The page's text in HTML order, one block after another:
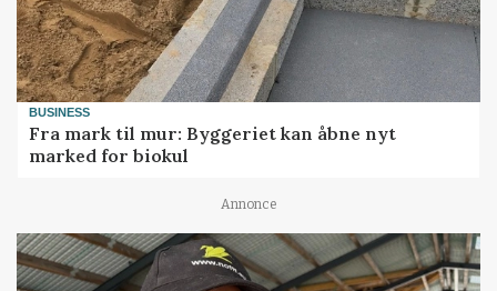
BUSINESS
Fra mark til mur: Byggeriet kan åbne nyt
marked for biokul
Annonce